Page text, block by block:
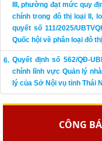
III, phường đạt mức quy
chính trong đô thị loại II,
quyết số 111/2025/
Quốc hội về phân loại đô
Quyết định số 562/QĐ-
chính lĩnh vực Quản lý
lý của Sở Nội vụ tỉnh Thái
CÔNG